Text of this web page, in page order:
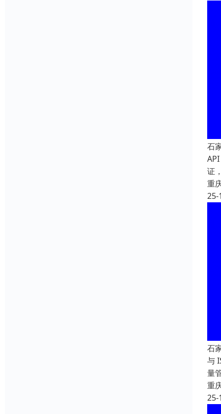
石
证
重
25-
石
与
量
重
25-